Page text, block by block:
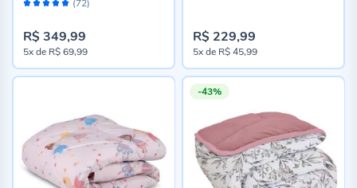
(72)
Novo
R$ 349,99
5xde R$ 69,99
R$ 229,99
5xde R$ 45,99
-43%